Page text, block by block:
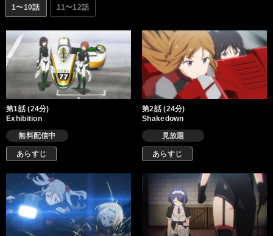
1〜10話 11〜12話
第1話 (24分)
Exhibition
無料配信中
あらすじ
第2話 (24分)
Shakedown
見放題
あらすじ